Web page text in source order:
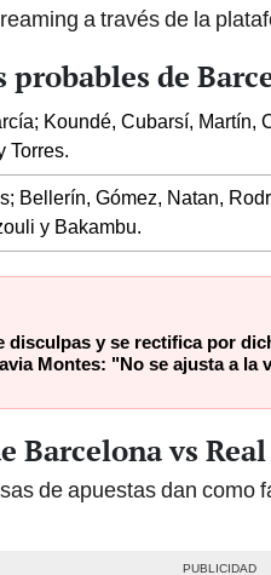
a través de la
de
Koundé, Cubarsí, Martín,
Torres.
Bellerín, Gómez, Natan,
y Bakambu.
disculpas y se rectifica por
Montes: "No se ajusta a la
Barcelona vs
de apuestas dan como